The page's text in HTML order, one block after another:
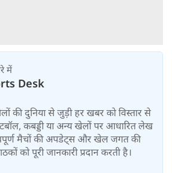
में
Desk
की दुनिया से जुड़ी हर खबर को विस्तार से
कबड्डी या अन्य खेलों पर आधारित लेख
मैचों की अपडेट्स और खेल जगत की
को पूरी जानकारी प्रदान करती है।